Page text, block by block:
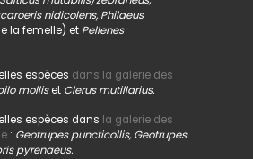
nidicolens, Philaeus
la femelle) et Pellenes
espèces dans la galerie des
molliset Clerus mutillarius.
espèces dans la galerie des
: Geotrupes puncticollis, Geotrupes
pyrenaeus.